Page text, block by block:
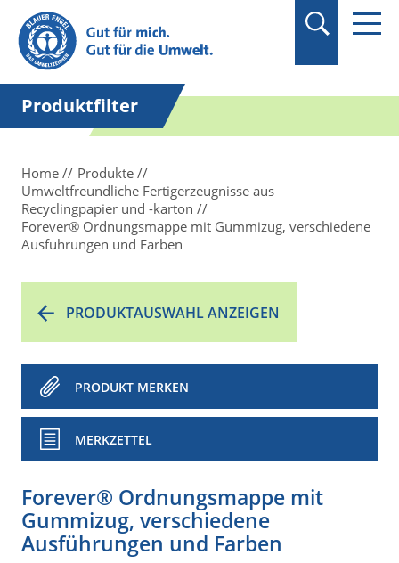
Suchbegriff in
Anführungszeichen
setzen.
Produktfilter
Home
Produkte
Umweltfreundliche Fertigerzeugnisse aus
Recyclingpapier und -karton
Forever® Ordnungsmappe mit Gummizug, verschiedene
Ausführungen und Farben
PRODUKTAUSWAHL ANZEIGEN
PRODUKT MERKEN
MERKZETTEL
Forever® Ordnungsmappe mit
Gummizug, verschiedene
Ausführungen und Farben